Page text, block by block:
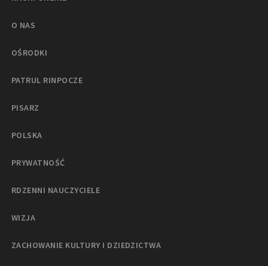
O NAS
OŚRODKI
PATRUL RINPOCZE
PISARZ
POLSKA
PRYWATNOŚĆ
RDZENNI NAUCZYCIELE
WIZJA
ZACHOWANIE KULTURY I DZIEDZICTWA